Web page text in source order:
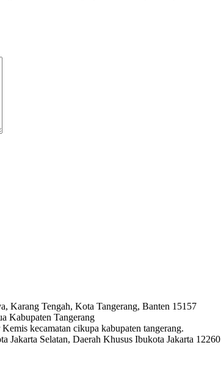
Karang Tengah, Kota Tangerang, Banten 15157
Kabupaten Tangerang
kecamatan cikupa kabupaten tangerang.
Jakarta Selatan, Daerah Khusus Ibukota Jakarta 12260